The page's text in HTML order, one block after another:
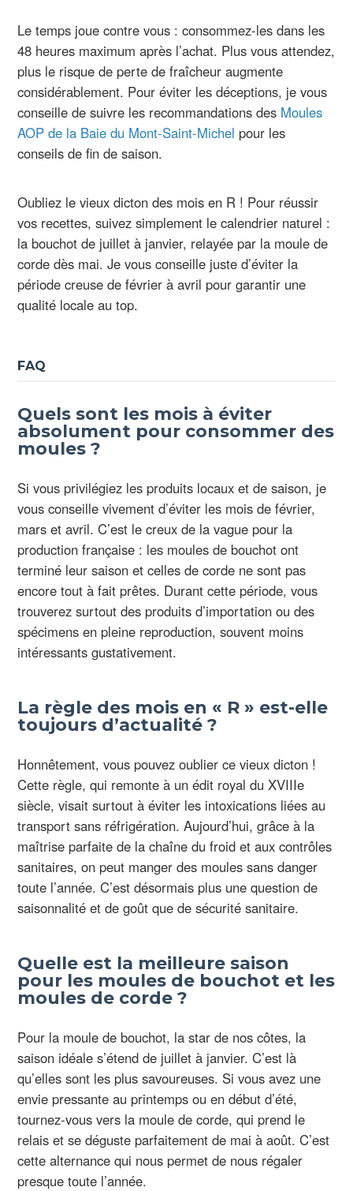
Le temps joue contre vous : consommez-les dans les
48 heures maximum après l’achat. Plus vous attendez,
plus le risque de perte de fraîcheur augmente
considérablement. Pour éviter les déceptions, je vous
conseille de suivre les recommandations des Moules
AOP de la Baie du Mont-Saint-Michel pour les
conseils de fin de saison.
Oubliez le vieux dicton des mois en R ! Pour réussir
vos recettes, suivez simplement le calendrier naturel :
la bouchot de juillet à janvier, relayée par la moule de
corde dès mai. Je vous conseille juste d’éviter la
période creuse de février à avril pour garantir une
qualité locale au top.
FAQ
Quels sont les mois à éviter
absolument pour consommer des
moules ?
Si vous privilégiez les produits locaux et de saison, je
vous conseille vivement d’éviter les mois de février,
mars et avril. C’est le creux de la vague pour la
production française : les moules de bouchot ont
terminé leur saison et celles de corde ne sont pas
encore tout à fait prêtes. Durant cette période, vous
trouverez surtout des produits d’importation ou des
spécimens en pleine reproduction, souvent moins
intéressants gustativement.
La règle des mois en « R » est-elle
toujours d’actualité ?
Honnêtement, vous pouvez oublier ce vieux dicton !
Cette règle, qui remonte à un édit royal du XVIIIe
siècle, visait surtout à éviter les intoxications liées au
transport sans réfrigération. Aujourd’hui, grâce à la
maîtrise parfaite de la chaîne du froid et aux contrôles
sanitaires, on peut manger des moules sans danger
toute l’année. C’est désormais plus une question de
saisonnalité et de goût que de sécurité sanitaire.
Quelle est la meilleure saison
pour les moules de bouchot et les
moules de corde ?
Pour la moule de bouchot, la star de nos côtes, la
saison idéale s’étend de juillet à janvier. C’est là
qu’elles sont les plus savoureuses. Si vous avez une
envie pressante au printemps ou en début d’été,
tournez-vous vers la moule de corde, qui prend le
relais et se déguste parfaitement de mai à août. C’est
cette alternance qui nous permet de nous régaler
presque toute l’année.